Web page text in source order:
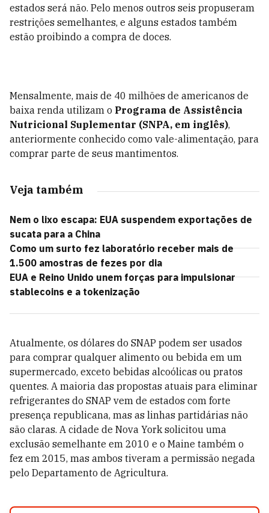
estados será não. Pelo menos outros seis propuseram
restrições semelhantes, e alguns estados também
estão proibindo a compra de doces.
Mensalmente, mais de 40 milhões de americanos de
baixa renda utilizam o Programa de Assistência
Nutricional Suplementar (SNPA, em inglês),
anteriormente conhecido como vale-alimentação, para
comprar parte de seus mantimentos.
Veja também
Nem o lixo escapa: EUA suspendem exportações de
sucata para a China
Como um surto fez laboratório receber mais de
1.500 amostras de fezes por dia
EUA e Reino Unido unem forças para impulsionar
stablecoins e a tokenização
Atualmente, os dólares do SNAP podem ser usados
para comprar qualquer alimento ou bebida em um
supermercado, exceto bebidas alcoólicas ou pratos
quentes. A maioria das propostas atuais para eliminar
refrigerantes do SNAP vem de estados com forte
presença republicana, mas as linhas partidárias não
são claras. A cidade de Nova York solicitou uma
exclusão semelhante em 2010 e o Maine também o
fez em 2015, mas ambos tiveram a permissão negada
pelo Departamento de Agricultura.